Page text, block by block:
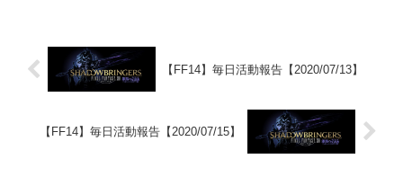
【FF14】毎日活動報告【2020/07/13】
【FF14】毎日活動報告【2020/07/15】